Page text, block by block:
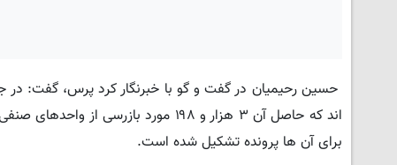
برای آن ها پرونده تشکیل شده است.